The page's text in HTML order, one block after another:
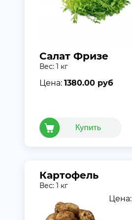
Салат Фризе
Вес: 1 кг
Цена: 1380.00 руб
Картофель
Вес: 1 кг
Цена: